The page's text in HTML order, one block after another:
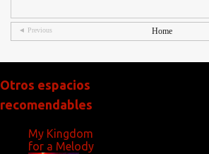
◄ Previous Home
Otros espacios
recomendables
My Kingdom
for a Melody